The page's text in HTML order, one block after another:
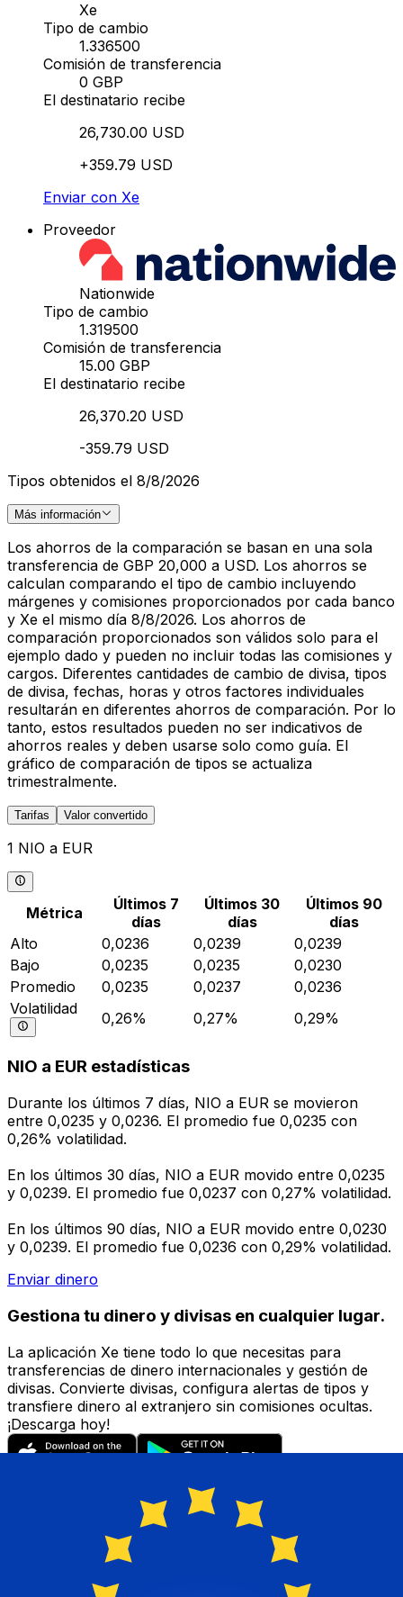
Xe
Tipo de cambio
1.336500
Comisión de transferencia
0 GBP
El destinatario recibe
26,730.00 USD
+359.79 USD
Enviar con Xe
Proveedor
Nationwide
Tipo de cambio
1.319500
Comisión de transferencia
15.00 GBP
El destinatario recibe
26,370.20 USD
-359.79 USD
Tipos obtenidos el 8/8/2026
Más información
Los ahorros de la comparación se basan en una sola
transferencia de GBP 20,000 a USD. Los ahorros se
calculan comparando el tipo de cambio incluyendo
márgenes y comisiones proporcionados por cada banco
y Xe el mismo día 8/8/2026. Los ahorros de
comparación proporcionados son válidos solo para el
ejemplo dado y pueden no incluir todas las comisiones y
cargos. Diferentes cantidades de cambio de divisa, tipos
de divisa, fechas, horas y otros factores individuales
resultarán en diferentes ahorros de comparación. Por lo
tanto, estos resultados pueden no ser indicativos de
ahorros reales y deben usarse solo como guía. El
gráfico de comparación de tipos se actualiza
trimestralmente.
Tarifas Valor convertido
1 NIO a EUR
Métrica
Últimos 7
días
Últimos 30
días
Últimos 90
días
Alto
0,0236 0,0239
0,0239
Bajo
0,0235 0,0235
0,0230
Promedio
0,0235 0,0237
0,0236
Volatilidad
0,26% 0,27% 0,29%
NIO a EUR estadísticas
Durante los últimos 7 días, NIO a EUR se movieron
entre 0,0235 y 0,0236. El promedio fue 0,0235 con
0,26% volatilidad.
En los últimos 30 días, NIO a EUR movido entre 0,0235
y 0,0239. El promedio fue 0,0237 con 0,27% volatilidad.
En los últimos 90 días, NIO a EUR movido entre 0,0230
y 0,0239. El promedio fue 0,0236 con 0,29% volatilidad.
Enviar dinero
Gestiona tu dinero y divisas en cualquier lugar.
La aplicación Xe tiene todo lo que necesitas para
transferencias de dinero internacionales y gestión de
divisas. Convierte divisas, configura alertas de tipos y
transfiere dinero al extranjero sin comisiones ocultas.
¡Descarga hoy!